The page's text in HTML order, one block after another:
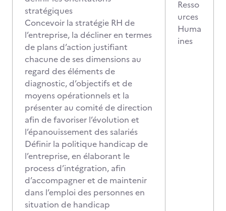
stratégiques
Concevoir la stratégie RH de
l’entreprise, la décliner en termes
de plans d’action justifiant
chacune de ses dimensions au
regard des éléments de
diagnostic, d’objectifs et de
moyens opérationnels et la
présenter au comité de direction
afin de favoriser l’évolution et
l’épanouissement des salariés
Définir la politique handicap de
l’entreprise, en élaborant le
process d’intégration, afin
d’accompagner et de maintenir
dans l’emploi des personnes en
situation de handicap
Resso
urces
Huma
ines